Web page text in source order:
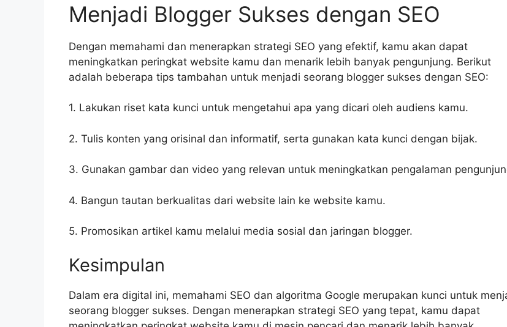
Menjadi Blogger Sukses dengan SEO
Dengan memahami dan menerapkan strategi SEO yang efektif, kamu akan dapat
meningkatkan peringkat website kamu dan menarik lebih banyak pengunjung. Berikut
adalah beberapa tips tambahan untuk menjadi seorang blogger sukses dengan SEO:
1. Lakukan riset kata kunci untuk mengetahui apa yang dicari oleh audiens kamu.
2. Tulis konten yang orisinal dan informatif, serta gunakan kata kunci dengan bijak.
3. Gunakan gambar dan video yang relevan untuk meningkatkan pengalaman
4. Bangun tautan berkualitas dari website lain ke website kamu.
5. Promosikan artikel kamu melalui media sosial dan jaringan blogger.
Kesimpulan
Dalam era digital ini, memahami SEO dan algoritma Google merupakan kunci untuk
seorang blogger sukses. Dengan menerapkan strategi SEO yang tepat, kamu dapat